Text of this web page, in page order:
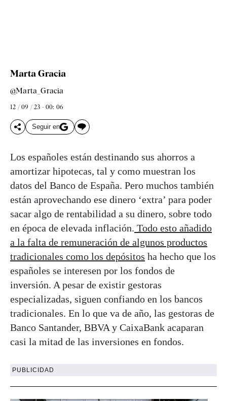
Marta Gracia
@Marta_Gracia
12 / 09 / 23 - 00: 06
Seguir en
Los españoles están destinando sus ahorros a
amortizar hipotecas, tal y como muestran los
datos del Banco de España. Pero muchos también
están aprovechando ese dinero ‘extra’ para poder
sacar algo de rentabilidad a su dinero, sobre todo
en época de elevada inflación. Todo esto añadido
a la falta de remuneración de algunos productos
tradicionales como los depósitos ha hecho que los
españoles se interesen por los fondos de
inversión. A pesar de existir gestoras
especializadas, siguen confiando en los bancos
tradicionales. En lo que va de año, las gestoras de
Banco Santander, BBVA y CaixaBank acaparan
casi la mitad de las inversiones en fondos.
PUBLICIDAD